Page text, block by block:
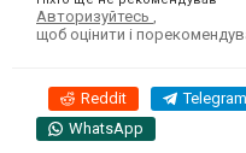
Авторизуйтесь
щоб оцінити і
Reddit Telegram
WhatsApp